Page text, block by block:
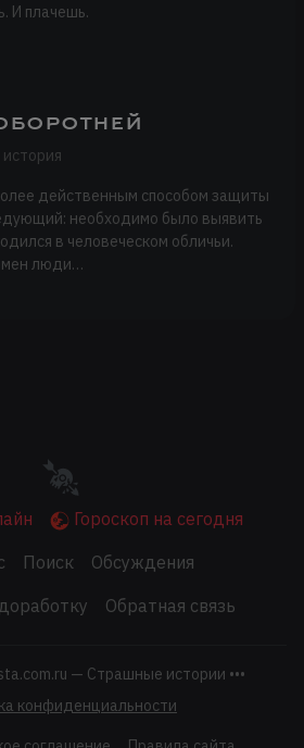
И плачешь.
действенным способом защиты
необходимо было выявить
в человеческом обличьи.
люди…
Гороскоп на сегодня
Поиск
Обсуждения
Обратная связь
— Страшные истории •••
конфиденциальности